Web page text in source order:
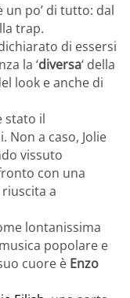
un po’ di tutto: dal
trap.
di essersi
la ‘diversa‘ della
look e anche di
stato il
Non a caso, Jolie
vissuto
con una
a
lontanissima
popolare e
cuore è Enzo